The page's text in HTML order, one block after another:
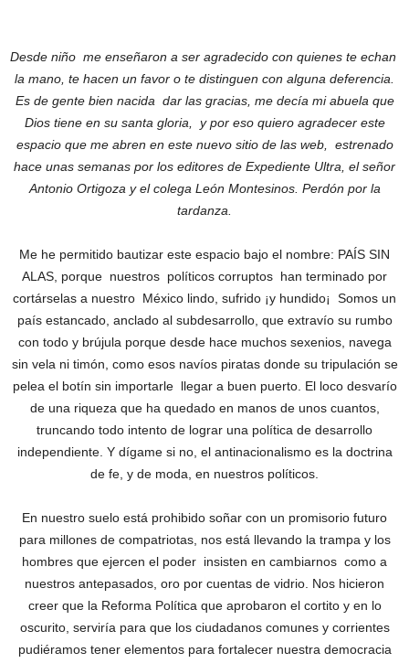
Desde niño me enseñaron a ser agradecido con quienes te echan
la mano, te hacen un favor o te distinguen con alguna deferencia.
Es de gente bien nacida dar las gracias, me decía mi abuela que
Dios tiene en su santa gloria, y por eso quiero agradecer este
espacio que me abren en este nuevo sitio de las web, estrenado
hace unas semanas por los editores de Expediente Ultra, el señor
Antonio Ortigoza y el colega León Montesinos. Perdón por la
tardanza.
Me he permitido bautizar este espacio bajo el nombre: PAÍS SIN
ALAS, porque nuestros políticos corruptos han terminado por
cortárselas a nuestro México lindo, sufrido ¡y hundido¡ Somos un
país estancado, anclado al subdesarrollo, que extravío su rumbo
con todo y brújula porque desde hace muchos sexenios, navega
sin vela ni timón, como esos navíos piratas donde su tripulación se
pelea el botín sin importarle llegar a buen puerto. El loco desvarío
de una riqueza que ha quedado en manos de unos cuantos,
truncando todo intento de lograr una política de desarrollo
independiente. Y dígame si no, el antinacionalismo es la doctrina
de fe, y de moda, en nuestros políticos.
En nuestro suelo está prohibido soñar con un promisorio futuro
para millones de compatriotas, nos está llevando la trampa y los
hombres que ejercen el poder insisten en cambiarnos como a
nuestros antepasados, oro por cuentas de vidrio. Nos hicieron
creer que la Reforma Política que aprobaron el cortito y en lo
oscurito, serviría para que los ciudadanos comunes y corrientes
pudiéramos tener elementos para fortalecer nuestra democracia